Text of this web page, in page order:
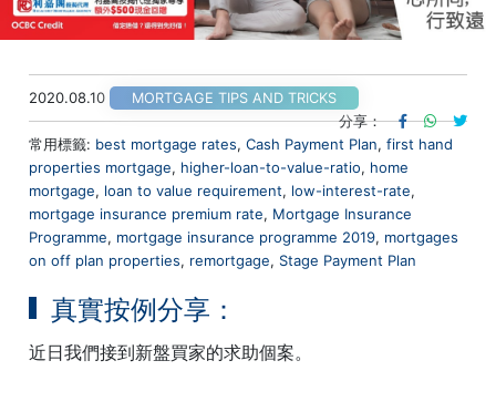
2020.08.10 MORTGAGE TIPS AND TRICKS
分享：
常用標籤: best mortgage rates,Cash Payment Plan,first hand
properties mortgage, higher-loan-to-value-ratio, home
mortgage, loan to value requirement, low-interest-rate,
mortgage insurance premium rate, Mortgage Insurance
Programme, mortgage insurance programme 2019, mortgages
on off plan properties, remortgage, Stage Payment Plan
真實按例分享：
近日我們接到新盤買家的求助個案。